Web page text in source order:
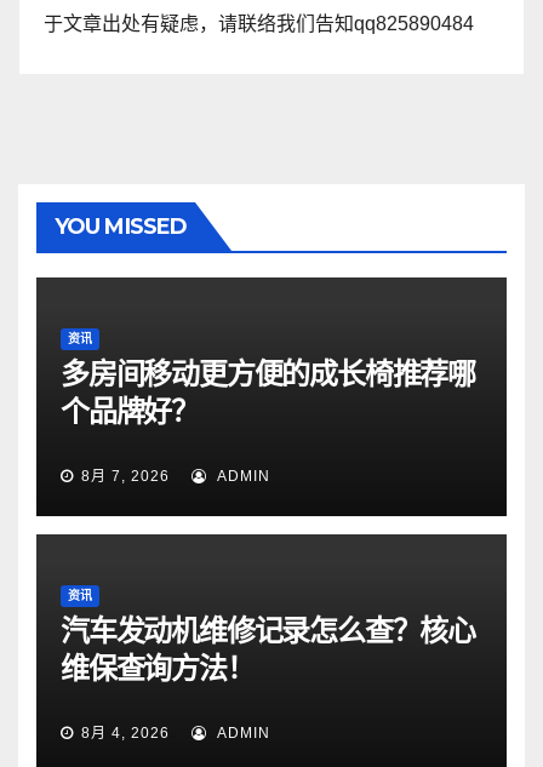
于文章出处有疑虑，请联络我们告知qq825890484
YOU MISSED
资讯
多房间移动更方便的成长椅推荐哪
个品牌好？
8月 7, 2026 ADMIN
资讯
汽车发动机维修记录怎么查？核心
维保查询方法！
8月 4, 2026 ADMIN